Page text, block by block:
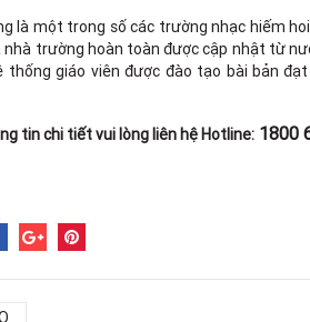
là một trong số các trường nhạc hiếm
nhà trường hoàn toàn được cập nhật từ
thống giáo viên được đào tạo bài bản
tin chi tiết vui lòng liên hệ Hotline: 1800